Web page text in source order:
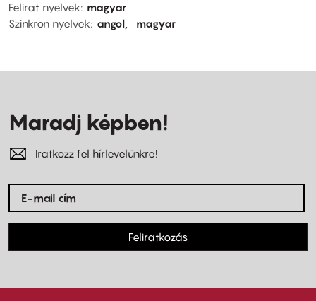
Felirat nyelvek
magyar
Szinkron nyelvek
angol magyar
Maradj képben!
Iratkozz fel hírlevelünkre!
Feliratkozás